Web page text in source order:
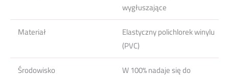
wygłuszające
Materiał
Elastyczny polichlorek winylu
(PVC)
Środowisko
W 100% nadaje się do